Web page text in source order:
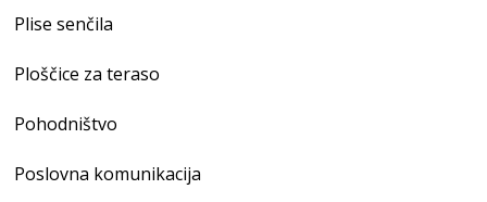
Plise senčila
Ploščice za teraso
Pohodništvo
Poslovna komunikacija